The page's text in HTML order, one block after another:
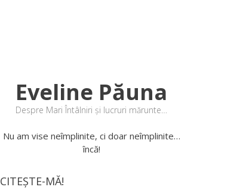
Eveline Păuna
Despre Mari Întâlniri și lucruri mărunte…
Nu am vise neîmplinite, ci doar neîmplinite…
încă!
CITEȘTE-MĂ!